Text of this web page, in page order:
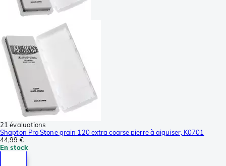
21 évaluations
Shapton Pro Stone grain 120 extra coarse pierre à aiguiser, K0701
44,99 €
En stock